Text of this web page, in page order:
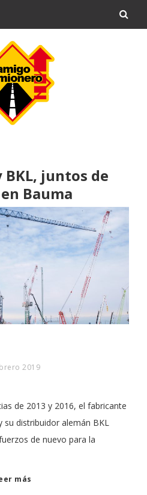
BKL, juntos de
Bauma
2019
de 2013 y 2016, el fabricante
su distribuidor alemán BKL
de nuevo para la
más